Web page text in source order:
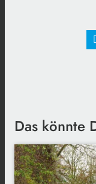
Das könnte